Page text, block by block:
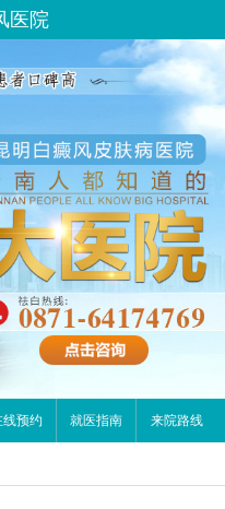
医院
线预约 就医指南 来院路线